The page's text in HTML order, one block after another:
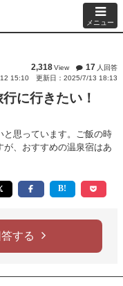
メニュー
2,318View 17 人回答
15:10
更新日：2025/7/13 18:13
に行きたい！
と思っています。ご飯の時
、おすすめの温泉宿はあ
する